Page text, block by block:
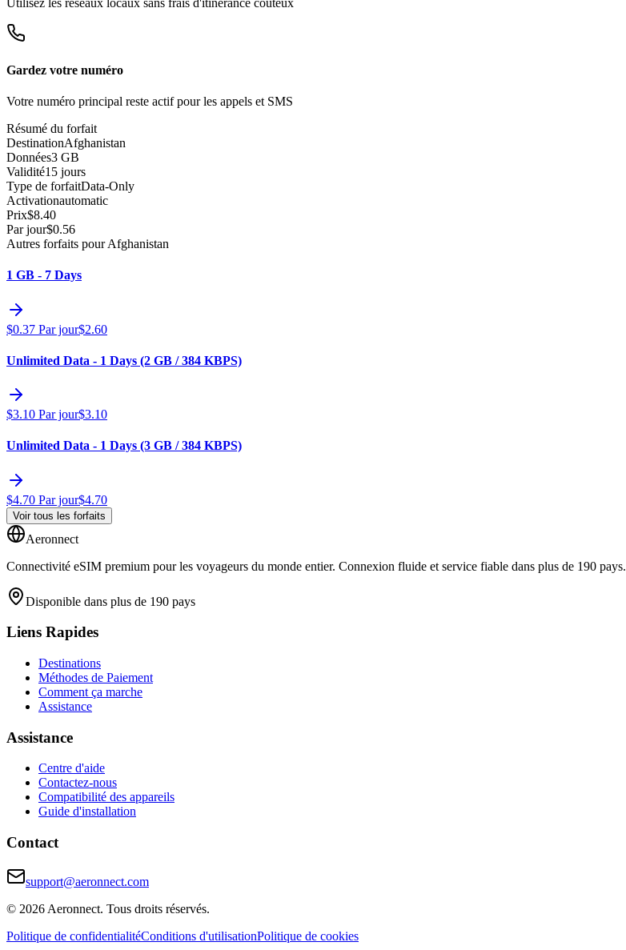
Utilisez les réseaux locaux sans frais d'itinérance coûteux
Gardez votre numéro
Votre numéro principal reste actif pour les appels et SMS
Résumé du forfait
DestinationAfghanistan
Données3 GB
Validité15 jours
Type de forfaitData-Only
Activationautomatic
Prix$8.40
Par jour$0.56
Autres forfaits pour Afghanistan
1 GB - 7 Days
$0.37 Par jour$2.60
Unlimited Data - 1 Days (2 GB / 384 KBPS)
$3.10 Par jour$3.10
Unlimited Data - 1 Days (3 GB / 384 KBPS)
$4.70 Par jour$4.70
Voir tous les forfaits
Aeronnect
Connectivité eSIM premium pour les voyageurs du monde entier. Connexion fluide et service fiable dans plus de 190 pays.
Disponible dans plus de 190 pays
Liens Rapides
Destinations
Méthodes de Paiement
Comment ça marche
Assistance
Assistance
Centre d'aide
Contactez-nous
Compatibilité des appareils
Guide d'installation
Contact
support@aeronnect.com
© 2026 Aeronnect. Tous droits réservés.
Politique de confidentialitéConditions d'utilisationPolitique de cookies